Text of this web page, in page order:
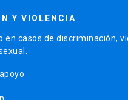
Y VIOLENCIA
en casos de discriminación,